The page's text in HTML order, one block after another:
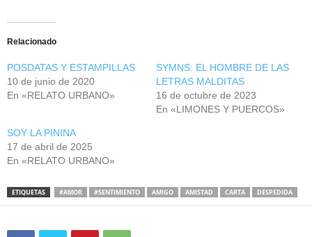
Relacionado
POSDATAS Y ESTAMPILLAS
10 de junio de 2020
En «RELATO URBANO»
SYMNS: EL HOMBRE DE LAS
LETRAS MALDITAS
16 de octubre de 2023
En «LIMONES Y PUERCOS»
SOY LA PININA
17 de abril de 2025
En «RELATO URBANO»
ETIQUETAS #AMOR #SENTIMIENTO AMIGO AMISTAD CARTA DESPEDIDA